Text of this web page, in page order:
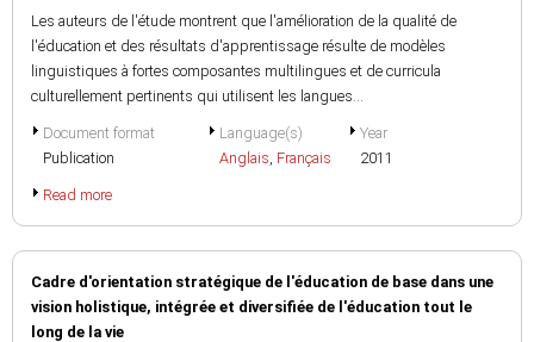
Les auteurs de l'étude montrent que l'amélioration de la qualité de
l'éducation et des résultats d'apprentissage résulte de modèles
linguistiques à fortes composantes multilingues et de curricula
culturellement pertinents qui utilisent les langues...
Document format
Publication
Language(s)
Anglais, Français
Year
2011
Read more
Cadre d'orientation stratégique de l'éducation de base dans une
vision holistique, intégrée et diversifiée de l'éducation tout le
long de la vie